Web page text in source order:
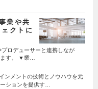
業や共
クトに
ロデューサーと連携しなが
ます。 ▼業…
ンメントの技術とノウハウを元
ションを提供す…